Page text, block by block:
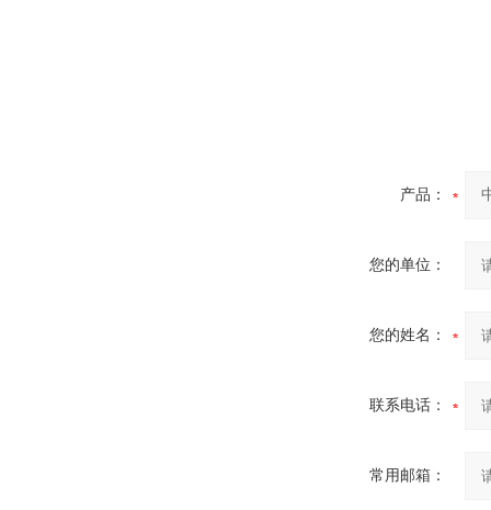
产品：
您的单位：
您的姓名：
联系电话：
常用邮箱：